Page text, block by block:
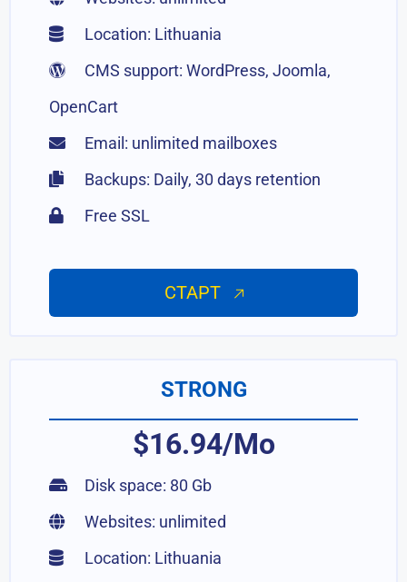
Location: Lithuania
CMS support: WordPress, Joomla,
OpenCart
Email: unlimited mailboxes
Backups: Daily, 30 days retention
Free SSL
СТАРТ
STRONG
$16.94/Mo
Disk space: 80 Gb
Websites: unlimited
Location: Lithuania